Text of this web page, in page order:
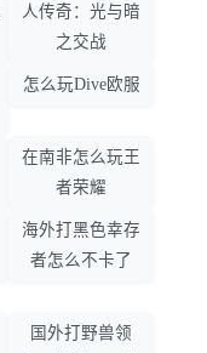
人传奇：光与暗
之交战
怎么玩Dive欧服
在南非怎么玩王
者荣耀
海外打黑色幸存
者怎么不卡了
国外打野兽领